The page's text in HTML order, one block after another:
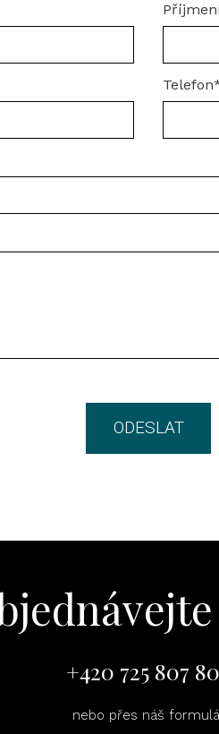
ODESLAT
+420 725 807
nebo přes náš